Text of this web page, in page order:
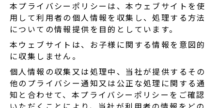
本プライバシーポリシーは、本ウェブサイトを使
用して利用者の個人情報を収集し、処理する方法
についての情報提供を目的としています。
本ウェブサイトは、お子様に関する情報を意図的
に収集しません。
個人情報の収集又は処理中、当社が提供するその
他のプライバシー通知又は公正な処理に関する通
知と合わせて、本プライバシーポリシーをご確認